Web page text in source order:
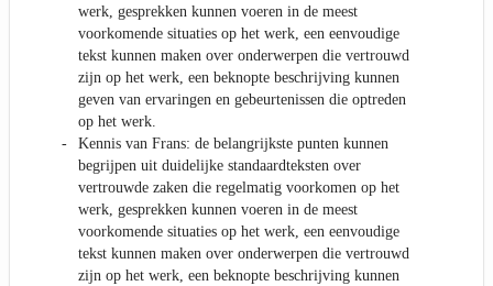
werk, gesprekken kunnen voeren in de meest
voorkomende situaties op het werk, een eenvoudige
tekst kunnen maken over onderwerpen die vertrouwd
zijn op het werk, een beknopte beschrijving kunnen
geven van ervaringen en gebeurtenissen die optreden
op het werk.
Kennis van Frans: de belangrijkste punten kunnen
begrijpen uit duidelijke standaardteksten over
vertrouwde zaken die regelmatig voorkomen op het
werk, gesprekken kunnen voeren in de meest
voorkomende situaties op het werk, een eenvoudige
tekst kunnen maken over onderwerpen die vertrouwd
zijn op het werk, een beknopte beschrijving kunnen